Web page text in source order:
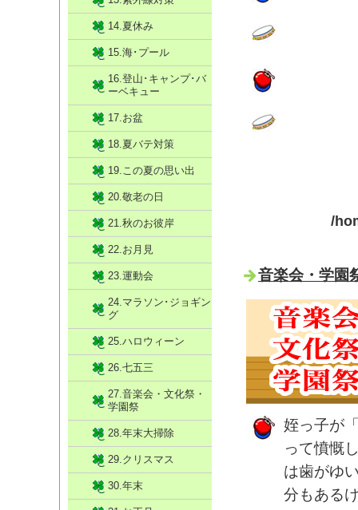
/
音楽会・学園
姪っ子が
って憤慨
は歯がゆ
分もある
14.夏休み
15.海･プール
16.登山･キャンプ･バ
ーベキュー
17.お盆
18.夏バテ対策
19.この夏の思い出
20.敬老の日
21.秋のお彼岸
22.お月見
23.運動会
24.マラソン･ジョギン
グ
25.ハロウィーン
26.七五三
27.音楽会・文化祭・
学園祭
28.年末大掃除
29.クリスマス
30.年末